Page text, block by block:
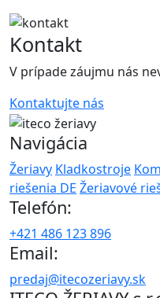
Kontakt
V prípade záujmu nás
Kontaktujte nás
Navigácia
Žeriavy Kladkostroje
riešenia DE Žeriavové
Telefón:
+421 486 123 896
Email:
predaj@itecozeriavy.sk